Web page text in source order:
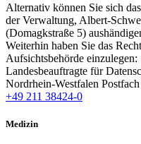
Alternativ können Sie sich
der Verwaltung, Albert-
(Domagkstraße 5)
Weiterhin haben Sie das
Aufsichtsbehörde einzulegen:
Landesbeauftragte für
Nordrhein-Westfalen
+49 211 38424-0
Medizin